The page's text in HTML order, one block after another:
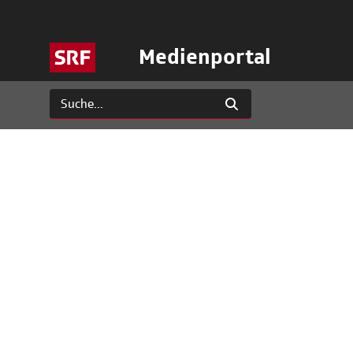
Medienportal